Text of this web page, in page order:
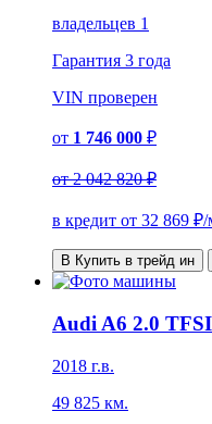
владельцев 1
Гарантия 3 года
VIN проверен
от 1 746 000 ₽
от2 042 820 ₽
в кредит от 32 869 ₽/
В Купить в трейд ин
Audi A6 2.0
2018 г.в.
49 825 км.